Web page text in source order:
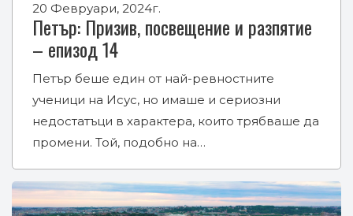
20 Февруари, 2024г.
Петър: Призив, посвещение и разпятие
– епизод 14
Петър беше един от най-ревностните
ученици на Исус, но имаше и сериозни
недостатъци в характера, които трябваше да
промени. Той, подобно на…